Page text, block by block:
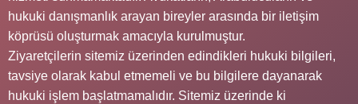
hukuki danışmanlık arayan bireyler arasında bir iletişim
köprüsü oluşturmak amacıyla kurulmuştur.
Ziyaretçilerin sitemiz üzerinden edindikleri hukuki bilgileri,
tavsiye olarak kabul etmemeli ve bu bilgilere dayanarak
hukuki işlem başlatmamalıdır. Sitemiz üzerinde ki